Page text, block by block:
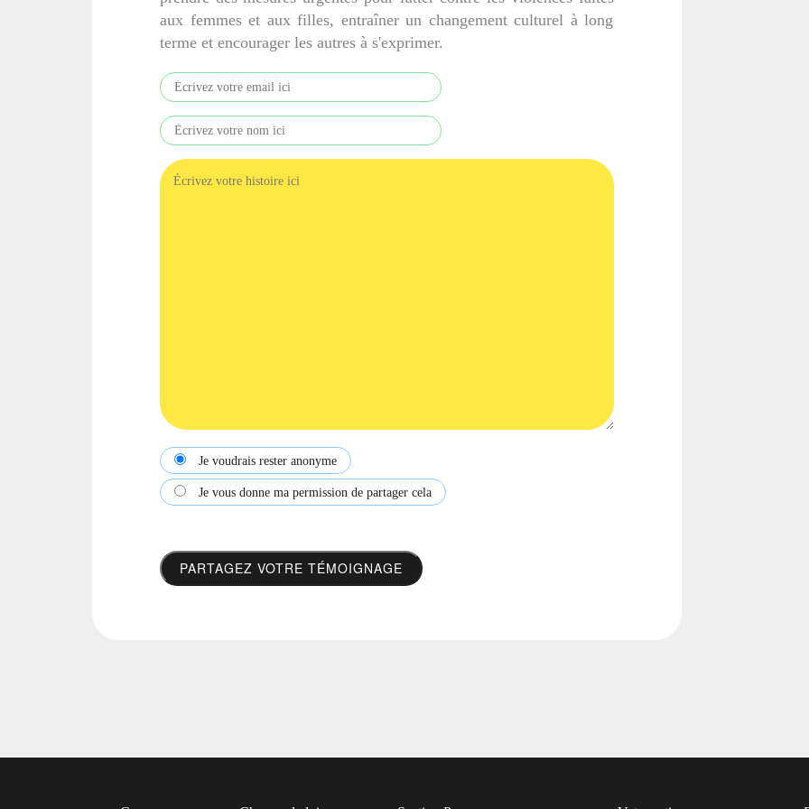
aux femmes et aux filles, entraîner un changement culturel à long
terme et encourager les autres à s'exprimer.
Je voudrais rester anonyme
Je vous donne ma permission de partager cela